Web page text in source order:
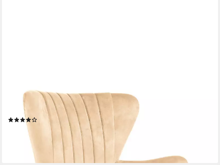
Relaxsessel ARTHUR, Loungesessel,Gemütlich gepolstert,Extra
hohe Rückenlehne,Pflegeleicht
(64)
99,99 € 159,99 €
lieferbar - in 4-5 Werktagen bei dir